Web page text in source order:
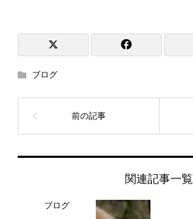
ブログ
関連記事一覧
ブログ